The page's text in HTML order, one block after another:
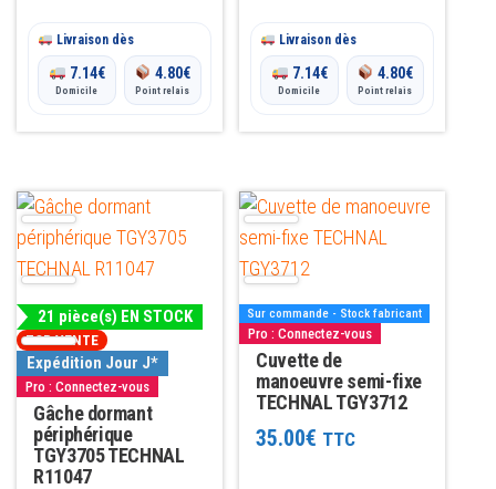
Livraison dès
7.14€
Domicile
4.80€
Point relais
Livraison dès
7.14€
Domicile
4.80€
Point relais
21 pièce(s) EN STOCK
TOP VENTE
Expédition Jour J*
Pro : Connectez-vous
Gâche dormant
périphérique
TGY3705 TECHNAL
R11047
Sur commande - Stock fabricant
Pro : Connectez-vous
Cuvette de
manoeuvre semi-fixe
TECHNAL TGY3712
35.00€ TTC
Ce
produit
a
variations.
Les
options
être